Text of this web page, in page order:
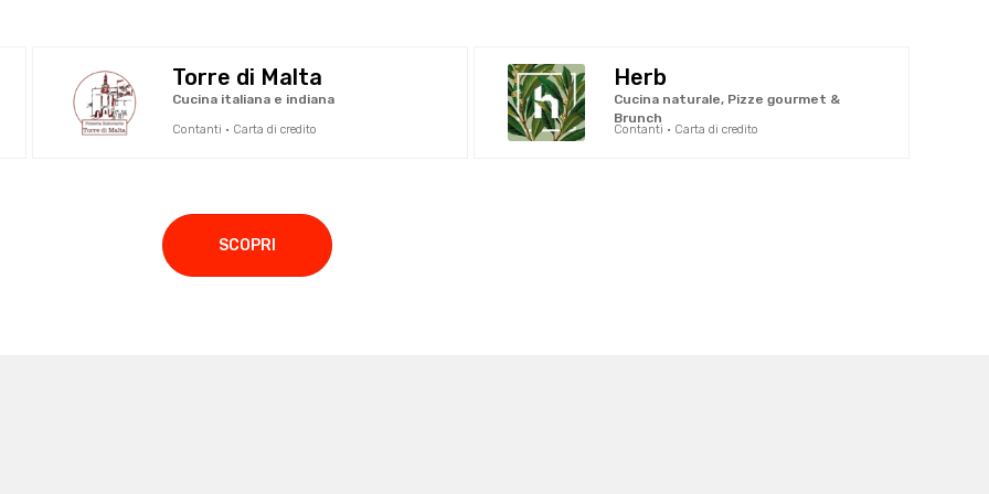
Torre di Malta
Cucina italiana e indiana
Contanti · Carta di credito
Herb
Cucina naturale, Pizze gourmet &
Brunch
Contanti · Carta di credito
SCOPRI